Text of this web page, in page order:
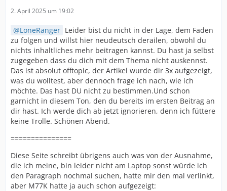
2. April 2025 um 19:02
LoneRanger Leider bist du nicht in der Lage, dem Faden
zu folgen und willst hier neudeutsch derailen, obwohl du
nichts inhaltliches mehr beitragen kannst. Du hast ja selbst
zugegeben dass du dich mit dem Thema nicht auskennst.
Das ist absolut offtopic, der Artikel wurde dir 3x aufgezeigt,
was du wolltest, aber dennoch frage ich nach, wie ich
möchte. Das hast DU nicht zu bestimmen.Und schon
garnicht in diesem Ton, den du bereits im ersten Beitrag an
dir hast. Ich werde dich ab jetzt ignorieren, denn ich füttere
keine Trolle. Schönen Abend.
===============
Diese Seite schreibt übrigens auch was von der Ausnahme,
die ich meine, bin leider nicht am Laptop sonst würde ich
den Paragraph nochmal suchen, hatte mir den mal verlinkt,
aber M77K hatte ja auch schon aufgezeigt: